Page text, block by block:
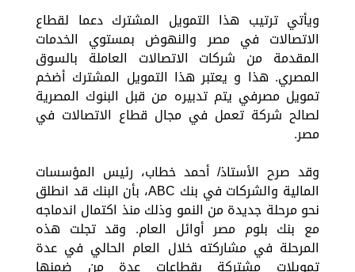
ويأتي ترتيب هذا التمويل المشترك دعما لقطاع
الاتصالات في مصر والنهوض بمستوي الخدمات
المقدمة من شركات الاتصالات العاملة بالسوق
المصري. هذا و يعتبر هذا التمويل المشترك أضخم
تمويل مصرفي يتم تدبيره من قبل البنوك المصرية
لصالح شركة تعمل في مجال قطاع الاتصالات في
مصر.
وقد صرح الأستاذ/ أحمد خطاب، رئيس المؤسسات
المالية والشركات في بنك ABC، بأن البنك قد انطلق
نحو مرحلة جديدة من النمو وذلك منذ اكتمال اندماجه
مع بنك بلوم مصر أوائل العام. وقد تجلت هذه
المرحلة في مشاركته خلال العام الحالي في عدة
تمويلات مشتركة بقطاعات عدة من ضمنها